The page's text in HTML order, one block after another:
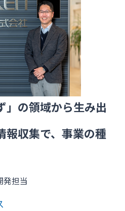
」の領域から生み出
報収集で、事業の種
担当